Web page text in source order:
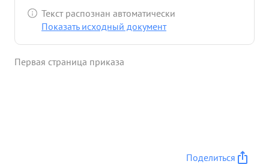
и до двух рот пехоты противника. Как
отличившийся в боях политработник т. Полянский
справляется. Находясь в 339 СП 347 сп т.
Текст распознан автоматически
Показать исходный документ
Первая страница приказа
Поделиться